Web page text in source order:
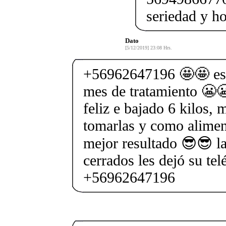
seriedad y
Dato
[5/12/2019] 23:08 Hrs.
+56962647196 🤩🤩
mes de tratamiento
feliz e bajado 6 kilos,
tomarlas y como
mejor resultado 😎😎
cerrados les dejó su
+56962647196